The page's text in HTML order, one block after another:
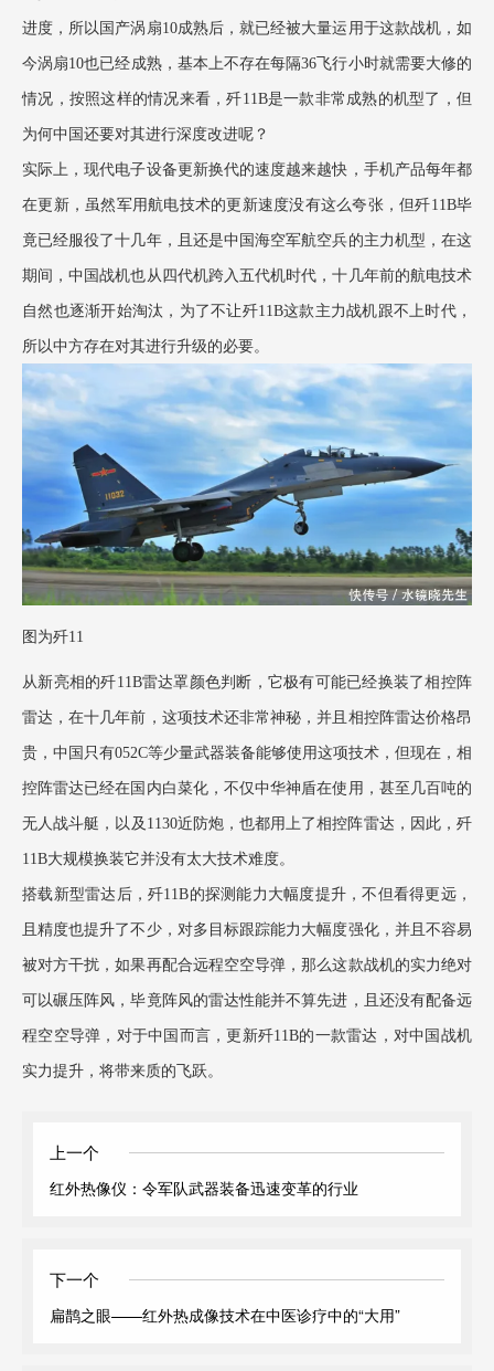
进度，所以国产涡扇10成熟后，就已经被大量运用于这款战机，如
今涡扇10也已经成熟，基本上不存在每隔36飞行小时就需要大修的
情况，按照这样的情况来看，歼11B是一款非常成熟的机型了，但
为何中国还要对其进行深度改进呢？
实际上，现代电子设备更新换代的速度越来越快，手机产品每年都
在更新，虽然军用航电技术的更新速度没有这么夸张，但歼11B毕
竟已经服役了十几年，且还是中国海空军航空兵的主力机型，在这
期间，中国战机也从四代机跨入五代机时代，十几年前的航电技术
自然也逐渐开始淘汰，为了不让歼11B这款主力战机跟不上时代，
所以中方存在对其进行升级的必要。
图为歼11
从新亮相的歼11B雷达罩颜色判断，它极有可能已经换装了相控阵
雷达，在十几年前，这项技术还非常神秘，并且相控阵雷达价格昂
贵，中国只有052C等少量武器装备能够使用这项技术，但现在，相
控阵雷达已经在国内白菜化，不仅中华神盾在使用，甚至几百吨的
无人战斗艇，以及1130近防炮，也都用上了相控阵雷达，因此，歼
11B大规模换装它并没有太大技术难度。
搭载新型雷达后，歼11B的探测能力大幅度提升，不但看得更远，
且精度也提升了不少，对多目标跟踪能力大幅度强化，并且不容易
被对方干扰，如果再配合远程空空导弹，那么这款战机的实力绝对
可以碾压阵风，毕竟阵风的雷达性能并不算先进，且还没有配备远
程空空导弹，对于中国而言，更新歼11B的一款雷达，对中国战机
实力提升，将带来质的飞跃。
上一个
红外热像仪：令军队武器装备迅速变革的行业
下一个
扁鹊之眼——红外热成像技术在中医诊疗中的“大用”